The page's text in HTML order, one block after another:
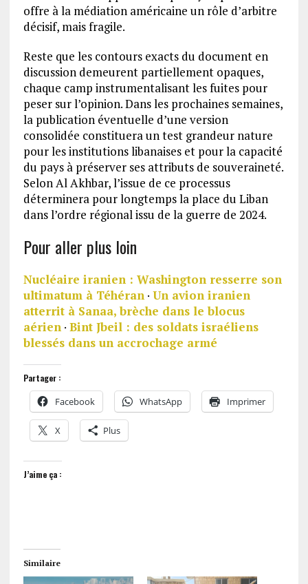
offre à la médiation américaine un rôle d’arbitre
décisif, mais fragile.
Reste que les contours exacts du document en
discussion demeurent partiellement opaques,
chaque camp instrumentalisant les fuites pour
peser sur l’opinion. Dans les prochaines semaines,
la publication éventuelle d’une version
consolidée constituera un test grandeur nature
pour les institutions libanaises et pour la capacité
du pays à préserver ses attributs de souveraineté.
Selon Al Akhbar, l’issue de ce processus
déterminera pour longtemps la place du Liban
dans l’ordre régional issu de la guerre de 2024.
Pour aller plus loin
Nucléaire iranien : Washington resserre son
ultimatum à Téhéran· Un avion iranien
atterrit à Sanaa, brèche dans le blocus
aérien· Bint Jbeil : des soldats israéliens
blessés dans un accrochage armé
Partager :
Facebook WhatsApp Imprimer
X Plus
J’aime ça :
Similaire